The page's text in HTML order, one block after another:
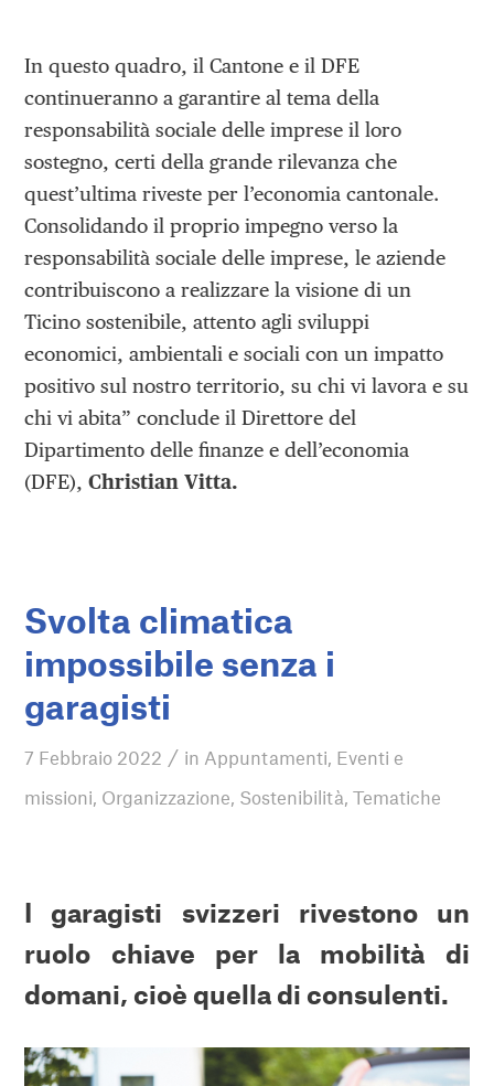
In questo quadro, il Cantone e il DFE
continueranno a garantire al tema della
responsabilità sociale delle imprese il loro
sostegno, certi della grande rilevanza che
quest’ultima riveste per l’economia cantonale.
Consolidando il proprio impegno verso la
responsabilità sociale delle imprese, le aziende
contribuiscono a realizzare la visione di un
Ticino sostenibile, attento agli sviluppi
economici, ambientali e sociali con un impatto
positivo sul nostro territorio, su chi vi lavora e su
chi vi abita” conclude il Direttore del
Dipartimento delle finanze e dell’economia
(DFE),Christian Vitta.
Svolta climatica
impossibile senza i
garagisti
7 Febbraio 2022 / in Appuntamenti Eventi e
missioni Organizzazione Sostenibilità ,Tematiche
I garagisti svizzeri rivestono un
ruolo chiave per la mobilità di
domani, cioè quella di consulenti.